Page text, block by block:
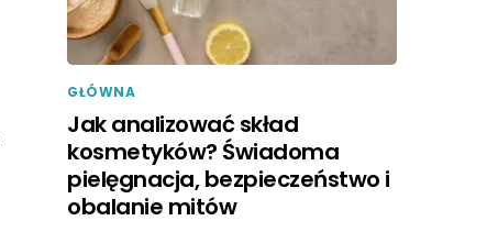
GŁÓWNA
Jak analizować skład
kosmetyków? Świadoma
pielęgnacja, bezpieczeństwo i
obalanie mitów